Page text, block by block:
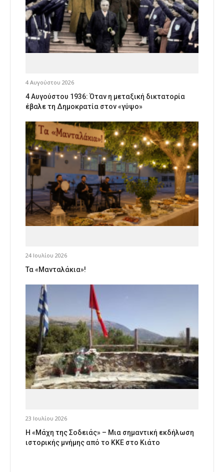
4 Αυγούστου 2026
4 Αυγούστου 1936: Όταν η μεταξική δικτατορία
έβαλε τη Δημοκρατία στον «γύψο»
24 Ιουλίου 2026
Τα «Μανταλάκια»!
23 Ιουλίου 2026
Η «Μάχη της Σοδειάς» – Μια σημαντική εκδήλωση
ιστορικής μνήμης από το ΚΚΕ στο Κιάτο